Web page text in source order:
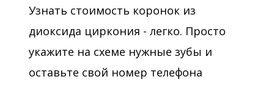
Узнать стоимость коронок из
диоксида циркония - легко. Просто
укажите на схеме нужные зубы и
оставьте свой номер телефона